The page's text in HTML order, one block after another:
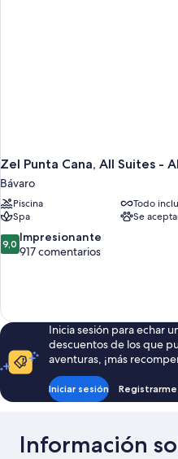
Zel Punta Cana, All Suites -
Bávaro
Piscina
Todo
Spa
Se
9.0
sobre
9,0 Impresionante
917 comentarios
Inicia sesión para echar
descuentos de los que
aventuras, ¡más
Iniciar sesión
Información